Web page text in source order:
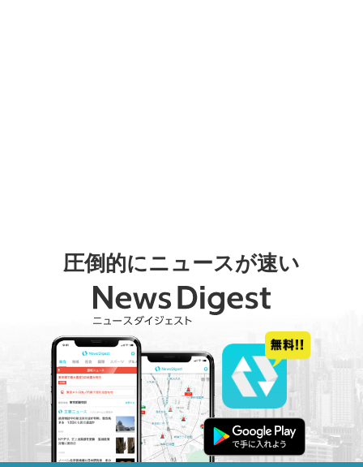
圧倒的にニュースが速い